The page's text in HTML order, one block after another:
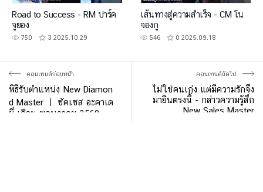
Road to Success - RM ปาร์ค
จูยอง
750 3 2025.10.29
เส้นทางสู่ความสำเร็จ - CM โน
จองกู
546 0 2025.09.18
คอนเทนต์ก่อนหน้า
พิธีรับตำแหน่ง New Diamon
d Master ㅣ ซัคเซส อะคาเด
มี่ เดือน พฤษภาคม 2569
คอนเทนต์ถัดไป
ไม่ใช่คนเก่ง แต่มีความรักจึง
มายืนตรงนี้ - กล่าวความรู้สึก
New Sales Master